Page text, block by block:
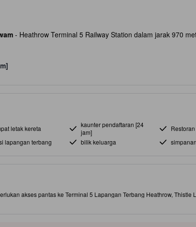
- Heathrow Terminal 5 Railway Station dalam jarak 970
letak kereta
kaunter pendaftaran [24
jam]
Restoran
lapangan terbang bilik keluarga
akses pantas ke Terminal 5 Lapangan Terbang Heathrow, Thistle
kemudahan. Bilik yang luas dan berhawa dingin menawarkan
dengan tab mandi), pancuran moden, alat mandian premium dan